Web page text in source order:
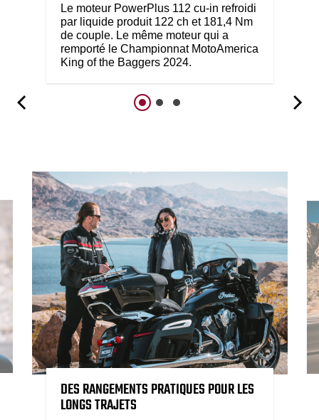
Le moteur PowerPlus 112 cu-in refroidi
par liquide produit 122 ch et 181,4 Nm
de couple. Le même moteur qui a
remporté le Championnat MotoAmerica
King of the Baggers 2024.
DES RANGEMENTS PRATIQUES POUR LES
LONGS TRAJETS